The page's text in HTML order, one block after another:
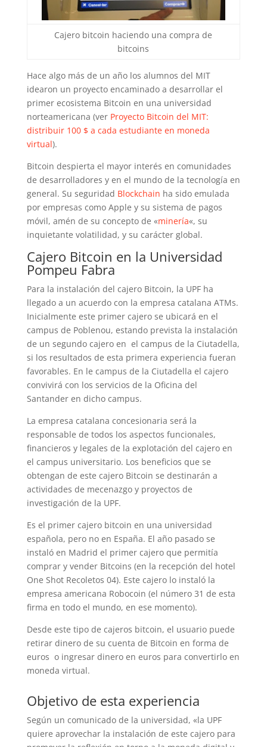
Cajero bitcoin haciendo una compra de
bitcoins
Hace algo más de un año los alumnos del MIT
idearon un proyecto encaminado a desarrollar el
primer ecosistema Bitcoin en una universidad
norteamericana (ver Proyecto Bitcoin del MIT:
distribuir 100 $ a cada estudiante en moneda
virtual).
Bitcoin despierta el mayor interés en comunidades
de desarrolladores y en el mundo de la tecnología en
general. Su seguridad Blockchain ha sido emulada
por empresas como Apple y su sistema de pagos
móvil, amén de su concepto de «minería«, su
inquietante volatilidad, y su carácter global.
Cajero Bitcoin en la Universidad
Pompeu Fabra
Para la instalación del cajero Bitcoin, la UPF ha
llegado a un acuerdo con la empresa catalana ATMs.
Inicialmente este primer cajero se ubicará en el
campus de Poblenou, estando prevista la instalación
de un segundo cajero en el campus de la Ciutadella,
si los resultados de esta primera experiencia fueran
favorables. En le campus de la Ciutadella el cajero
convivirá con los servicios de la Oficina del
Santander en dicho campus.
La empresa catalana concesionaria será la
responsable de todos los aspectos funcionales,
financieros y legales de la explotación del cajero en
el campus universitario. Los beneficios que se
obtengan de este cajero Bitcoin se destinarán a
actividades de mecenazgo y proyectos de
investigación de la UPF.
Es el primer cajero bitcoin en una universidad
española, pero no en España. El año pasado se
instaló en Madrid el primer cajero que permitía
comprar y vender Bitcoins (en la recepción del hotel
One Shot Recoletos 04). Este cajero lo instaló la
empresa americana Robocoin (el número 31 de esta
firma en todo el mundo, en ese momento).
Desde este tipo de cajeros bitcoin, el usuario puede
retirar dinero de su cuenta de Bitcoin en forma de
euros o ingresar dinero en euros para convertirlo en
moneda virtual.
Objetivo de esta experiencia
Según un comunicado de la universidad, «la UPF
quiere aprovechar la instalación de este cajero para